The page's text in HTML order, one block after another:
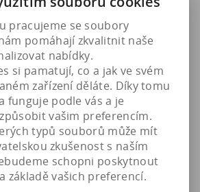
nabízí chovatelům mnoho
kompaktní rozměry podporují
porostu nebo vysoké
bezobratlých živočichů při nízké
jejich provoz je ve
systémy levnější a s využitím
umožňují i do omezeného
místnostech umístit přisedlé
výzvám souvisejícím s
s mořským korálem patří
koncentrace živin a odolávání
nadměrně rozrůstat a
pracujeme se soubory
pomáhají zkvalitnit naše
nabídky.
si pamatují, co a jak ve svém
zařízení děláte. Díky tomu
funguje podle vás a je
vašim preferencím.
typů souborů může mít
zkušenost s naším
schopni poskytnout
základě vašich preferencí.